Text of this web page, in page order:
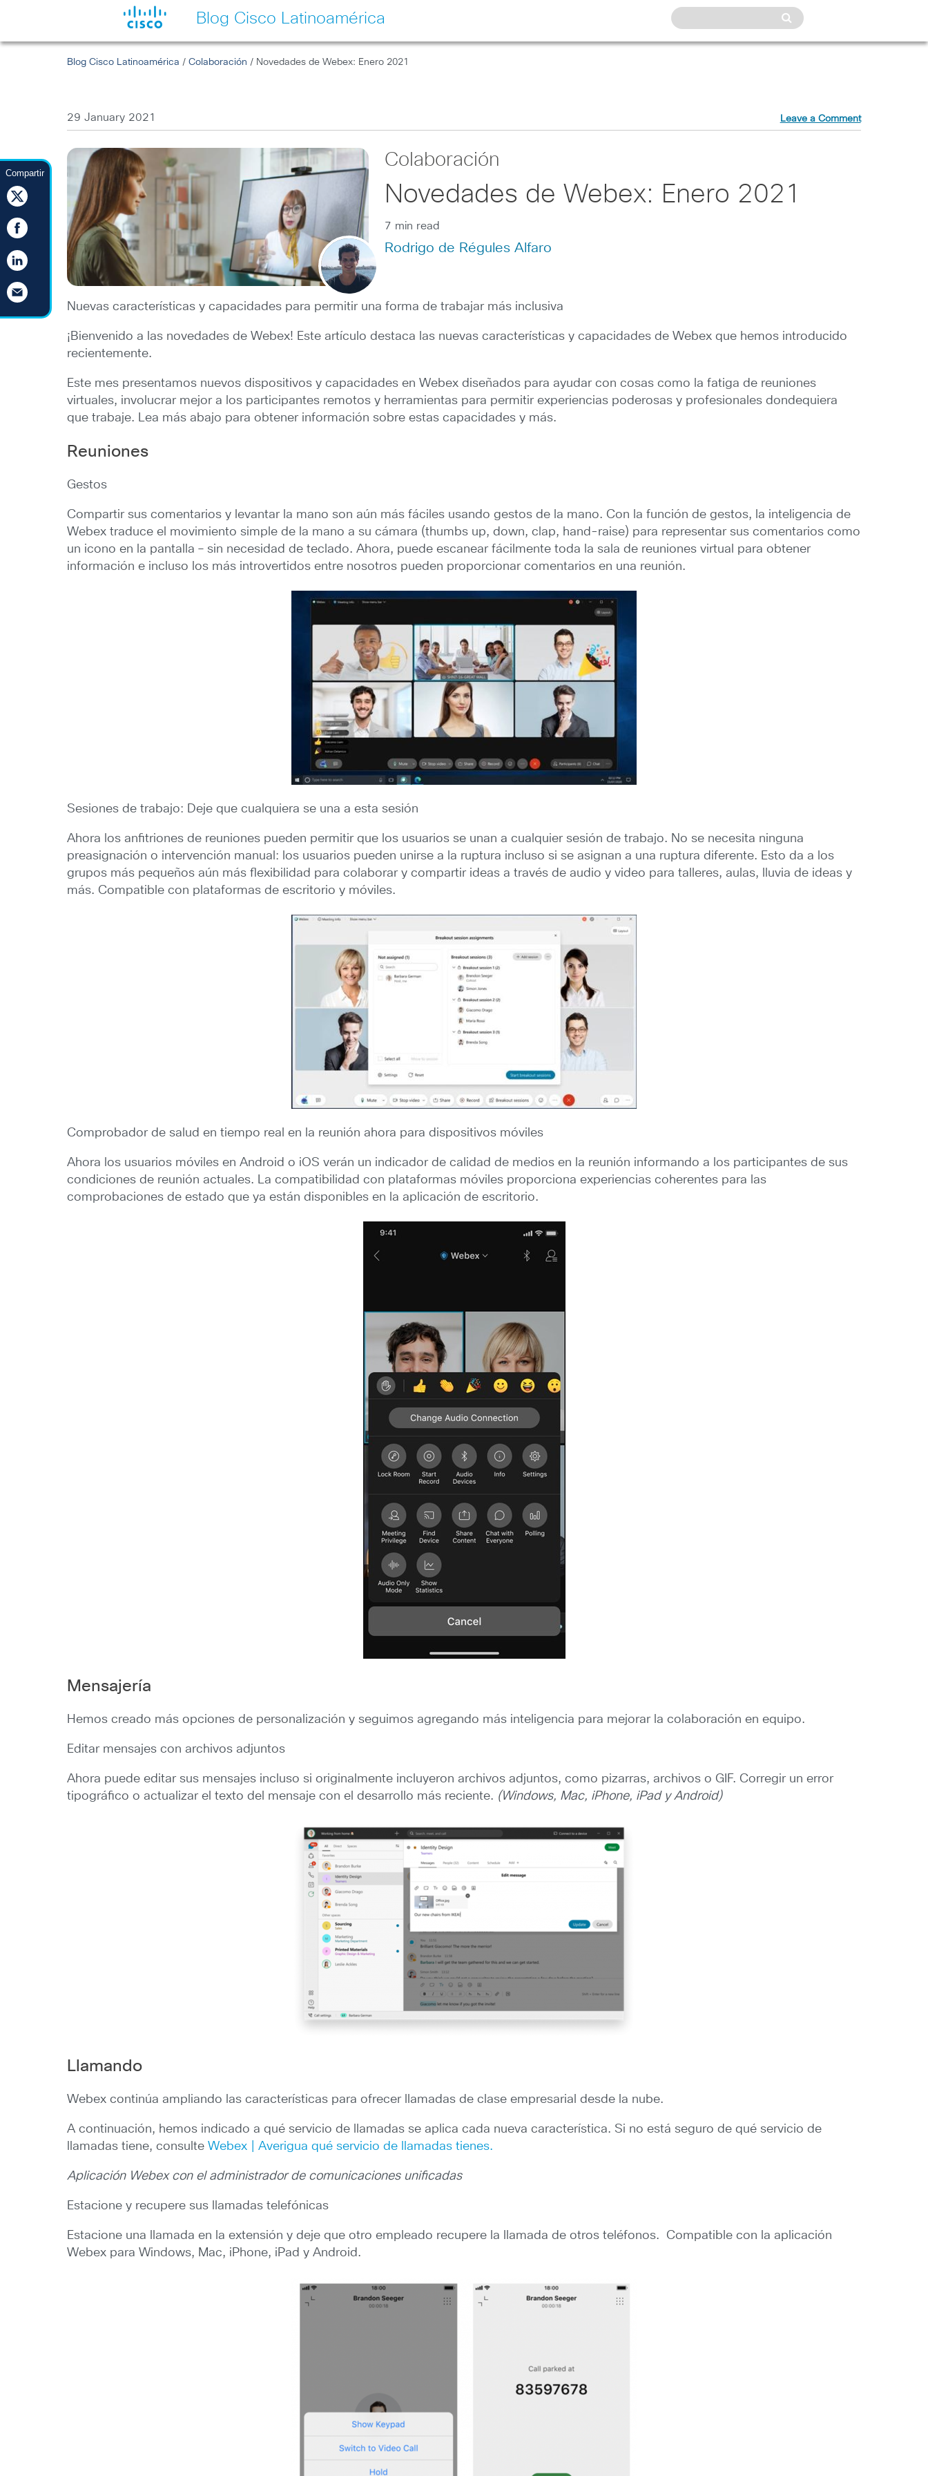
Blog Cisco Latinoamérica
Compartir
Blog Cisco Latinoamérica /Colaboración / Novedades de Webex: Enero 2021
29 January 2021 Leave a Comment
Colaboración
Novedades de Webex: Enero 2021
7 min read
Rodrigo de Régules Alfaro
Nuevas características y capacidades para permitir una forma de trabajar más inclusiva
¡Bienvenido a las novedades de Webex! Este artículo destaca las nuevas características y capacidades de Webex que hemos introducido
recientemente.
Este mes presentamos nuevos dispositivos y capacidades en Webex diseñados para ayudar con cosas como la fatiga de reuniones
virtuales, involucrar mejor a los participantes remotos y herramientas para permitir experiencias poderosas y profesionales dondequiera
que trabaje. Lea más abajo para obtener información sobre estas capacidades y más.
Reuniones
Gestos
Compartir sus comentarios y levantar la mano son aún más fáciles usando gestos de la mano. Con la función de gestos, la inteligencia de
Webex traduce el movimiento simple de la mano a su cámara (thumbs up, down, clap, hand-raise) para representar sus comentarios como
un icono en la pantalla – sin necesidad de teclado. Ahora, puede escanear fácilmente toda la sala de reuniones virtual para obtener
información e incluso los más introvertidos entre nosotros pueden proporcionar comentarios en una reunión.
Sesiones de trabajo: Deje que cualquiera se una a esta sesión
Ahora los anfitriones de reuniones pueden permitir que los usuarios se unan a cualquier sesión de trabajo. No se necesita ninguna
preasignación o intervención manual: los usuarios pueden unirse a la ruptura incluso si se asignan a una ruptura diferente. Esto da a los
grupos más pequeños aún más flexibilidad para colaborar y compartir ideas a través de audio y video para talleres, aulas, lluvia de ideas y
más. Compatible con plataformas de escritorio y móviles.
Comprobador de salud en tiempo real en la reunión ahora para dispositivos móviles
Ahora los usuarios móviles en Android o iOS verán un indicador de calidad de medios en la reunión informando a los participantes de sus
condiciones de reunión actuales. La compatibilidad con plataformas móviles proporciona experiencias coherentes para las
comprobaciones de estado que ya están disponibles en la aplicación de escritorio.
Mensajería
Hemos creado más opciones de personalización y seguimos agregando más inteligencia para mejorar la colaboración en equipo.
Editar mensajes con archivos adjuntos
Ahora puede editar sus mensajes incluso si originalmente incluyeron archivos adjuntos, como pizarras, archivos o GIF. Corregir un error
tipográfico o actualizar el texto del mensaje con el desarrollo más reciente. (Windows, Mac, iPhone, iPad y Android)
Llamando
Webex continúa ampliando las características para ofrecer llamadas de clase empresarial desde la nube.
A continuación, hemos indicado a qué servicio de llamadas se aplica cada nueva característica. Si no está seguro de qué servicio de
llamadas tiene, consulteWebex | Averigua qué servicio de llamadas tienes.
Aplicación Webex con el administrador de comunicaciones unificadas
Estacione y recupere sus llamadas telefónicas
Estacione una llamada en la extensión y deje que otro empleado recupere la llamada de otros teléfonos. Compatible con la aplicación
Webex para Windows, Mac, iPhone, iPad y Android.